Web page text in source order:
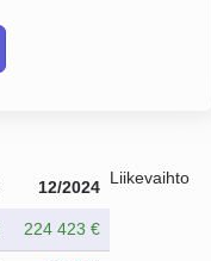
12/2024
224 423 €
Liikevaihto